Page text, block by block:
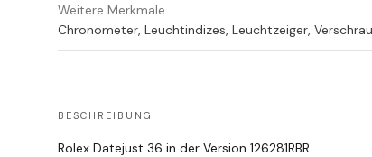
Weitere Merkmale
Chronometer, Leuchtindizes, Leuchtzeiger,
BESCHREIBUNG
Rolex Datejust 36 in der Version 126281RBR